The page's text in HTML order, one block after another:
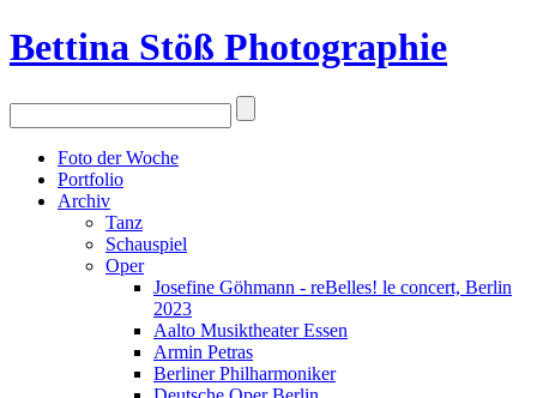
Bettina Stöß Photographie
Foto der Woche
Portfolio
Archiv
Tanz
Schauspiel
Oper
Josefine Göhmann - reBelles! le concert, Berlin
2023
Aalto Musiktheater Essen
Armin Petras
Berliner Philharmoniker